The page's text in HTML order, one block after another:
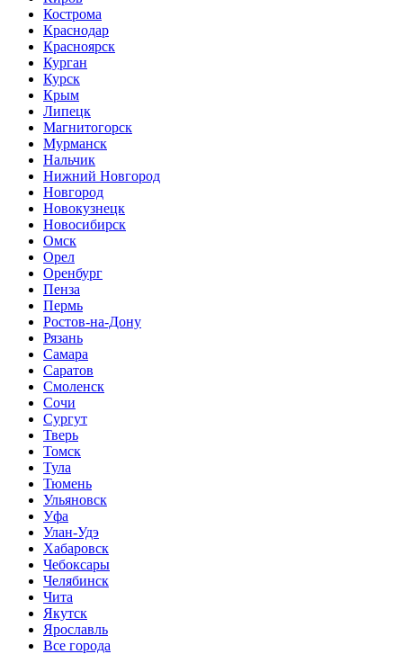
Кострома
Краснодар
Красноярск
Курган
Курск
Крым
Липецк
Магнитогорск
Мурманск
Нальчик
Нижний Новгород
Новгород
Новокузнецк
Новосибирск
Омск
Орел
Оренбург
Пенза
Пермь
Ростов-на-Дону
Рязань
Самара
Саратов
Смоленск
Сочи
Сургут
Тверь
Томск
Тула
Тюмень
Ульяновск
Уфа
Улан-Удэ
Хабаровск
Чебоксары
Челябинск
Чита
Якутск
Ярославль
Все города